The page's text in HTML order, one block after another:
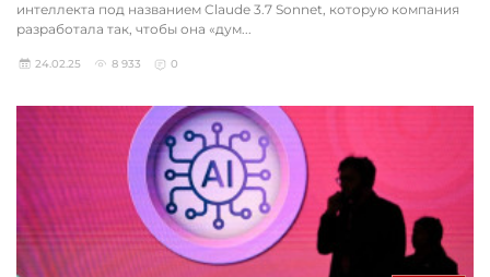
интеллекта под названием Claude 3.7 Sonnet, которую компания
разработала так, чтобы она «дум...
24.02.25 8 933 0